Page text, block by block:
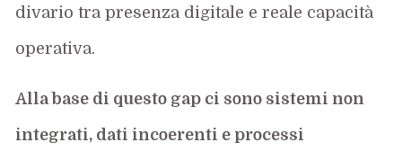
divario tra presenza digitale e reale capacità
operativa.
Alla base di questo gap ci sono sistemi non
integrati, dati incoerenti e processi